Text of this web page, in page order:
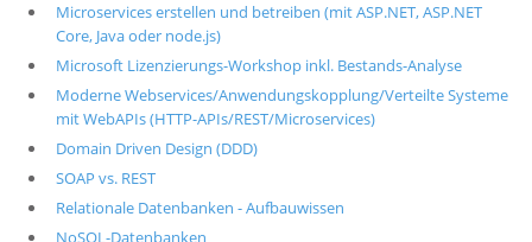
Microservices erstellen und betreiben (mit ASP.NET, ASP.NET
Core, Java oder node.js)
Microsoft Lizenzierungs-Workshop inkl. Bestands-Analyse
Moderne Webservices/Anwendungskopplung/Verteilte Systeme
mit WebAPIs (HTTP-APIs/REST/Microservices)
Domain Driven Design (DDD)
SOAP vs. REST
Relationale Datenbanken - Aufbauwissen
NoSQL-Datenbanken